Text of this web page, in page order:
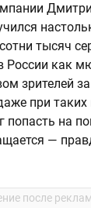
тысяч
России как
зрителей
при таких
попасть на
—